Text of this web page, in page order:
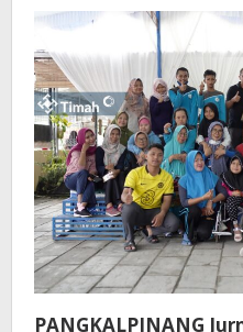
PANGKALPINANG